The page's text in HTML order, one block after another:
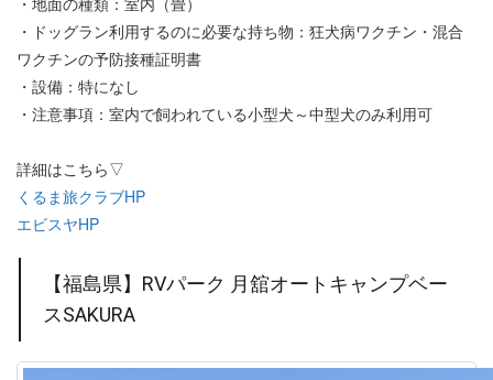
・ドッグラン利用するのに必要な持ち物：狂犬病ワクチン・混合
ワクチンの予防接種証明書
・設備：特になし
・注意事項：室内で飼われている小型犬～中型犬のみ利用可
詳細はこちら▽
くるま旅クラブHP
エビスヤHP
【福島県】RVパーク 月舘オートキャンプベー
スSAKURA